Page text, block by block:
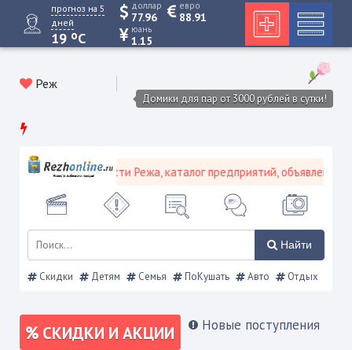
прогноз на 5
дней
19 oC
доллар
77.96
евро
88.91
юань
1.15
Реж
Домики для пар от 3000 рублей в сутки!
портал - Новости Режа, каталог предприятий, объявления,
Найти
Скидки Детям Семья ПоКушать Авто Отдых
СКИДКИ И АКЦИИ Новые поступления